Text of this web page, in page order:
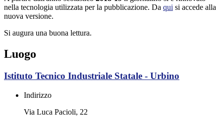
nella tecnologia utilizzata per la pubblicazione. Da qui si accede alla
nuova versione.
Si augura una buona lettura.
Luogo
Istituto Tecnico Industriale Statale - Urbino
Indirizzo
Via Luca Pacioli, 22